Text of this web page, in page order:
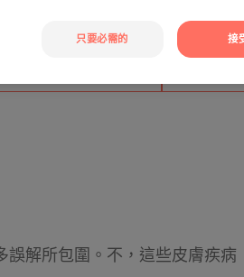
受到
解所包圍。不，這些皮膚疾
只要必需的 接